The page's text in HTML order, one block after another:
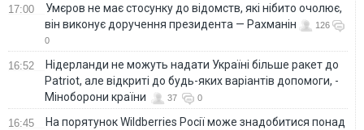
17:00
Умєров не має стосунку до відомств, які нібито очолює,
він виконує доручення президента — Рахманін
126
0
16:52
Нідерланди не можуть надати Україні більше ракет до
Patriot, але відкриті до будь-яких варіантів допомоги, -
Міноборони країни
37 0
16:45
На порятунок Wildberries Росії може знадобитися понад